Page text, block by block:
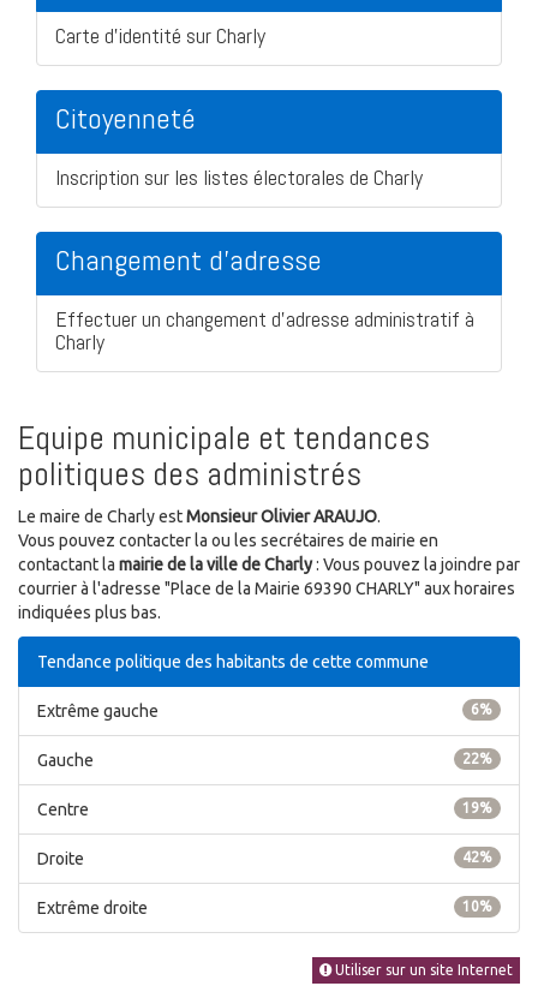
Carte d'identité sur Charly
Citoyenneté
Inscription sur les listes électorales de Charly
Changement d'adresse
Effectuer un changement d'adresse administratif à
Charly
Equipe municipale et tendances
politiques des administrés
Le maire de Charly estMonsieur Olivier ARAUJO.
Vous pouvez contacter la ou les secrétaires de mairie en
contactant la mairie de la ville de Charly: Vous pouvez la joindre par
courrier à l'adresse "Place de la Mairie 69390 CHARLY" aux horaires
indiquées plus bas.
Tendance politique des habitants de cette commune
6%
Extrême gauche
22%
Gauche
19%
Centre
42%
Droite
10%
Extrême droite
Utiliser sur un site Internet